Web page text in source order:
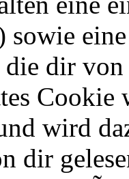
sowie
dir
Cookie
wird
dir